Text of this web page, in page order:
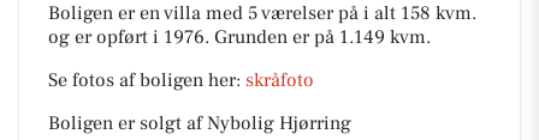
Boligen er en villa med 5 værelser på i alt 158 kvm.
og er opført i 1976. Grunden er på 1.149 kvm.
Se fotos af boligen her: skråfoto
Boligen er solgt af Nybolig Hjørring